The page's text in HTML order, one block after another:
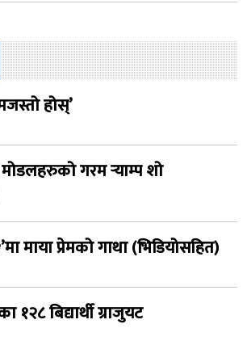
होस्’
गरम र्‍याम्प शो
माया प्रेमको गाथा (भिडियोसहित)
बिद्यार्थी ग्राजुयट